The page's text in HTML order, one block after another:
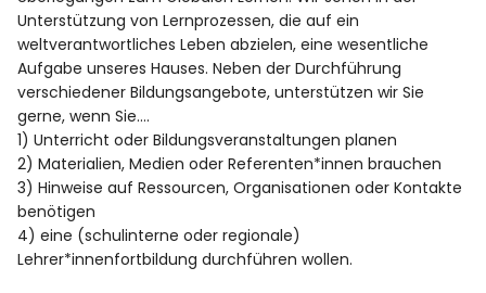
Unterstützung von Lernprozessen, die auf ein
weltverantwortliches Leben abzielen, eine wesentliche
Aufgabe unseres Hauses. Neben der Durchführung
verschiedener Bildungsangebote, unterstützen wir Sie
gerne, wenn Sie….
1) Unterricht oder Bildungsveranstaltungen planen
2) Materialien, Medien oder Referenten*innen brauchen
3) Hinweise auf Ressourcen, Organisationen oder Kontakte
benötigen
4) eine (schulinterne oder regionale)
Lehrer*innenfortbildung durchführen wollen.